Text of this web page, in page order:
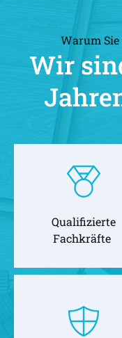
Warum
Wir
Qualifizierte
Fachkräfte